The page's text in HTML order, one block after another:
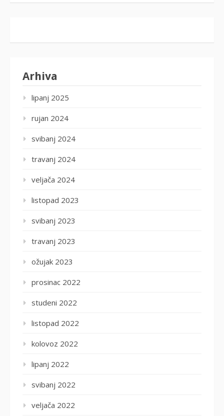
Arhiva
lipanj 2025
rujan 2024
svibanj 2024
travanj 2024
veljača 2024
listopad 2023
svibanj 2023
travanj 2023
ožujak 2023
prosinac 2022
studeni 2022
listopad 2022
kolovoz 2022
lipanj 2022
svibanj 2022
veljača 2022